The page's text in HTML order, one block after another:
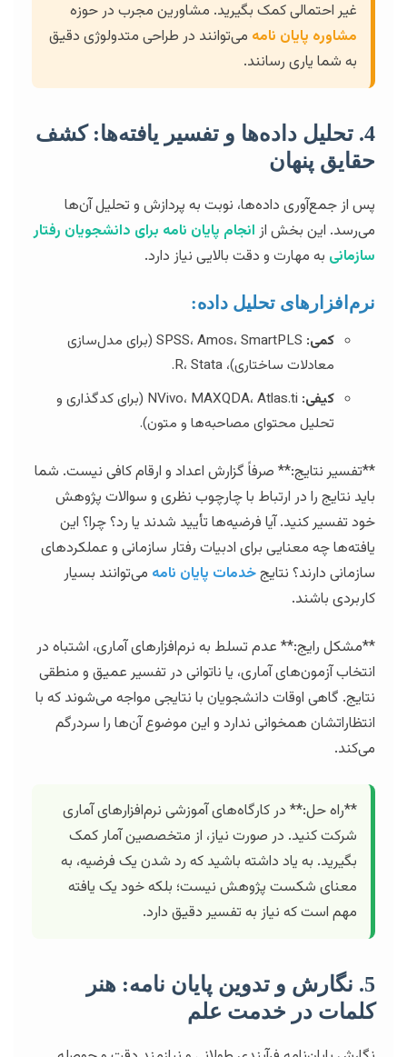
غیر احتمالی کمک بگیرید. مشاورین مجرب در حوزه
مشاوره پایان نامه می‌توانند در طراحی متدولوژی دقیق
به شما یاری رسانند.
4. تحلیل داده‌ها و تفسیر یافته‌ها: کشف
حقایق پنهان
پس از جمع‌آوری داده‌ها، نوبت به پردازش و تحلیل آن‌ها
می‌رسد. این بخش ازانجام پایان نامه برای دانشجویان رفتار
سازمانی به مهارت و دقت بالایی نیاز دارد.
نرم‌افزارهای تحلیل داده:
کمی:
SPSS، Amos، SmartPLS (برای مدل‌سازی
معادلات ساختاری)، R، Stata.
کیفی:
NVivo، MAXQDA، Atlas.ti (برای کدگذاری و
تحلیل محتوای مصاحبه‌ها و متون).
**تفسیر نتایج:** صرفاً گزارش اعداد و ارقام کافی نیست. شما
باید نتایج را در ارتباط با چارچوب نظری و سوالات پژوهش
خود تفسیر کنید. آیا فرضیه‌ها تأیید شدند یا رد؟ چرا؟ این
یافته‌ها چه معنایی برای ادبیات رفتار سازمانی و عملکردهای
سازمانی دارند؟ نتایجخدمات پایان نامه می‌توانند بسیار
کاربردی باشند.
**مشکل رایج:** عدم تسلط به نرم‌افزارهای آماری، اشتباه در
انتخاب آزمون‌های آماری، یا ناتوانی در تفسیر عمیق و منطقی
نتایج. گاهی اوقات دانشجویان با نتایجی مواجه می‌شوند که با
انتظاراتشان همخوانی ندارد و این موضوع آن‌ها را سردرگم
می‌کند.
**راه حل:** در کارگاه‌های آموزشی نرم‌افزارهای آماری
شرکت کنید. در صورت نیاز، از متخصصین آمار کمک
بگیرید. به یاد داشته باشید که رد شدن یک فرضیه، به
معنای شکست پژوهش نیست؛ بلکه خود یک یافته
مهم است که نیاز به تفسیر دقیق دارد.
5. نگارش و تدوین پایان نامه: هنر
کلمات در خدمت علم